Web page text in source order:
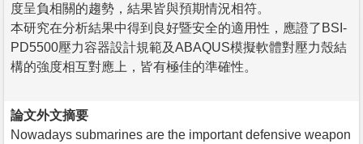
度呈負相關的趨勢，結果皆與預期情況相符。
本研究在分析結果中得到良好暨安全的適用性，應證了BSI-
PD5500壓力容器設計規範及ABAQUS模擬軟體對壓力殼結
構的強度相互對應上，皆有極佳的準確性。
論文外文摘要
Nowadays submarines are the important defensive weapon